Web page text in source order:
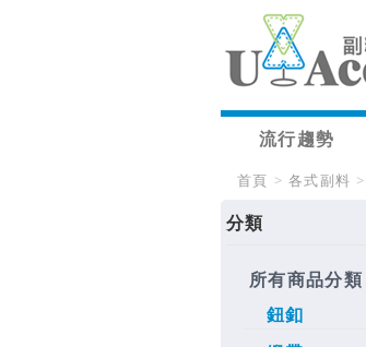
流行趨勢
首頁 > 各式副料 >
分類
所有商品分類
鈕釦